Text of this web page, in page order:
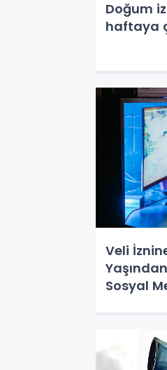
Doğum
haftaya
Veli
Sosyal